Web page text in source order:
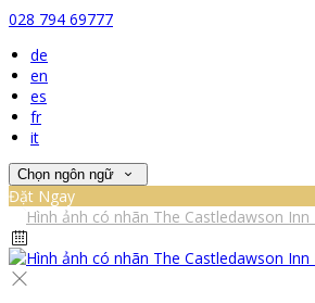
028 794 69777
de
en
es
fr
it
Chọn ngôn ngữ
Đặt Ngay